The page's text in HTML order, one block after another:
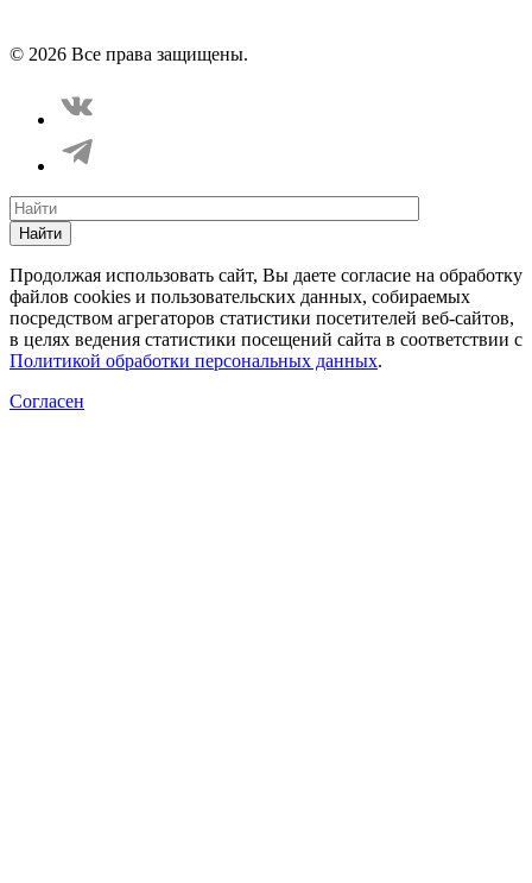
© 2026 Все права защищены.
Найти
Продолжая использовать сайт, Вы даете согласие на обработку
файлов cookies и пользовательских данных, собираемых
посредством агрегаторов статистики посетителей веб-сайтов,
в целях ведения статистики посещений сайта в соответствии с
Политикой обработки персональных данных.
Согласен